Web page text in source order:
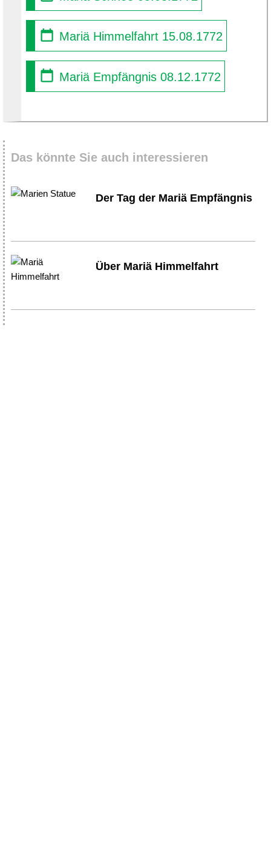
Mariä Himmelfahrt 15.08.1772
Mariä Empfängnis 08.12.1772
Das könnte Sie auch interessieren
Der Tag der Mariä Empfängnis
Über Mariä Himmelfahrt